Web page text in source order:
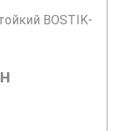
BOSTIK-